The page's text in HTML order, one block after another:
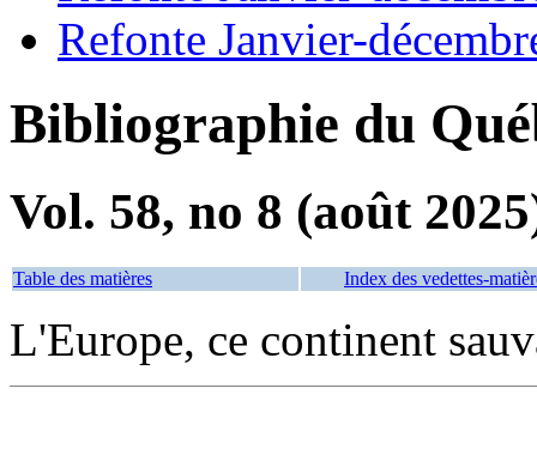
Refonte Janvier-
Bibliographie du
Vol. 58, no 8 (août
Table des matières Index des vedettes-
L'Europe, ce continent